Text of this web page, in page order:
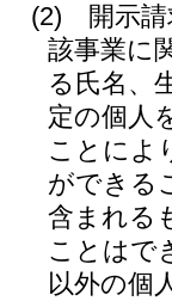
(2)
開示
該事業に
る氏名、
定の個人
ことによ
ができる
含まれる
ことはで
以外の個